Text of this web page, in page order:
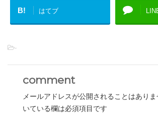
B! はてブ
-
comment
メールアドレスが公開されることはありま
いている欄は必須項目です